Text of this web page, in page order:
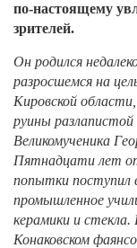
по-настоящему
зрителей.
Он родился
разросшемся на
Кировской
руины
Великомученика
Пятнадцати лет
попытки поступил
промышленное
керамики и
Конаковском